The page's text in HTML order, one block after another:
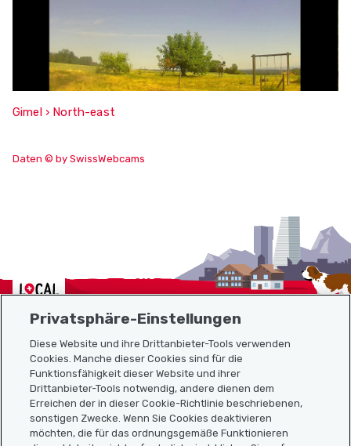
Gimel › North-east
Daten © by SwissWebcams
Localcities
Sitemap
Nützliche Links
Privatsphäre-Einstellungen
Diese Website und ihre Drittanbieter-Tools verwenden
Cookies. Manche dieser Cookies sind für die
Funktionsfähigkeit dieser Website und ihrer
Drittanbieter-Tools notwendig, andere dienen dem
Erreichen der in dieser Cookie-Richtlinie beschriebenen,
sonstigen Zwecke. Wenn Sie Cookies deaktivieren
möchten, die für das ordnungsgemäße Funktionieren